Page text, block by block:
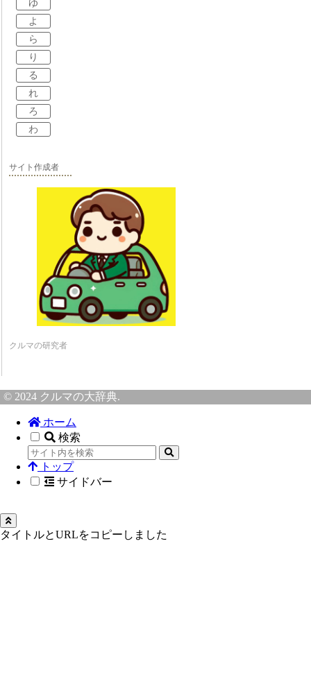
ゆ
よ
ら
り
る
れ
ろ
わ
サイト作成者
クルマの研究者
© 2024 クルマの大辞典.
ホーム
検索
トップ
サイドバー
タイトルとURLをコピーしました